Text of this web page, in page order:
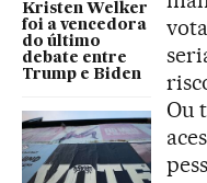
Kristen Welker
foi a vencedora
do último
debate entre
Trump e Biden
Ou